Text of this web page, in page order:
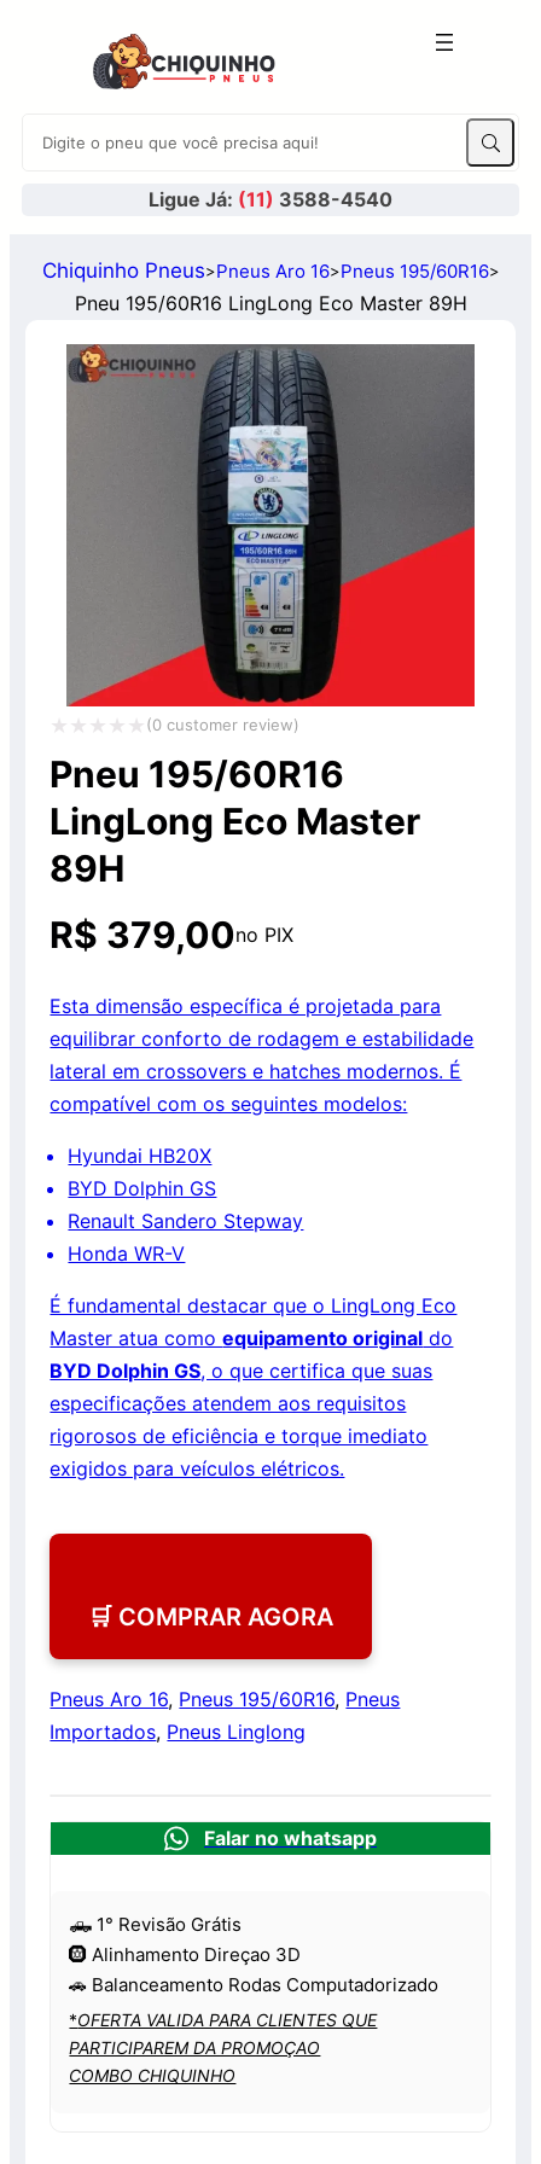
Ligue Já: (11) 3588-4540
Chiquinho Pneus>Pneus Aro 16>Pneus 195/60R16>
Pneu 195/60R16 LingLong Eco Master 89H
Avaliação
0
de
5
(0 customer review)
Pneu 195/60R16
LingLong Eco Master
89H
R$ 379,00no PIX
Esta dimensão específica é projetada para
equilibrar conforto de rodagem e estabilidade
lateral em crossovers e hatches modernos. É
compatível com os seguintes modelos:
Hyundai HB20X
BYD Dolphin GS
Renault Sandero Stepway
Honda WR-V
É fundamental destacar que o LingLong Eco
Master atua comoequipamento original do
BYD Dolphin GS, o que certifica que suas
especificações atendem aos requisitos
rigorosos de eficiência e torque imediato
exigidos para veículos elétricos.
🛒 COMPRAR AGORA
Pneus Aro 16, Pneus 195/60R16, Pneus
Importados, Pneus Linglong
Falar no whatsapp
🛻 1° Revisão Grátis
🛞 Alinhamento Direçao 3D
🚗 Balanceamento Rodas Computadorizado
*OFERTA VALIDA PARA CLIENTES QUE
PARTICIPAREM DA PROMOÇAO
COMBO CHIQUINHO